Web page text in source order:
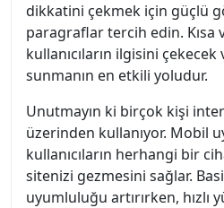
dikkatini çekmek için güçlü
paragraflar tercih edin. Kısa
kullanıcıların ilgisini
sunmanın en etkili yoludur.
Unutmayın ki birçok kişi
üzerinden kullanıyor. Mobil
kullanıcıların herhangi bir
sitenizi gezmesini sağlar.
uyumluluğu artırırken, hızlı